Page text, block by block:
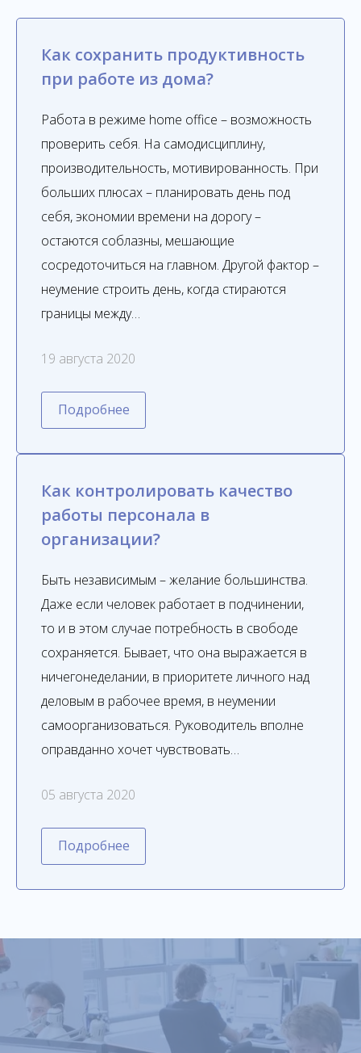
Как сохранить продуктивность
при работе из дома?
Работа в режиме home office – возможность
проверить себя. На самодисциплину,
производительность, мотивированность. При
больших плюсах – планировать день под
себя, экономии времени на дорогу –
остаются соблазны, мешающие
сосредоточиться на главном. Другой фактор –
неумение строить день, когда стираются
границы между…
19 августа 2020
Подробнее
Как контролировать качество
работы персонала в
организации?
Быть независимым – желание большинства.
Даже если человек работает в подчинении,
то и в этом случае потребность в свободе
сохраняется. Бывает, что она выражается в
ничегонеделании, в приоритете личного над
деловым в рабочее время, в неумении
самоорганизоваться. Руководитель вполне
оправданно хочет чувствовать…
05 августа 2020
Подробнее